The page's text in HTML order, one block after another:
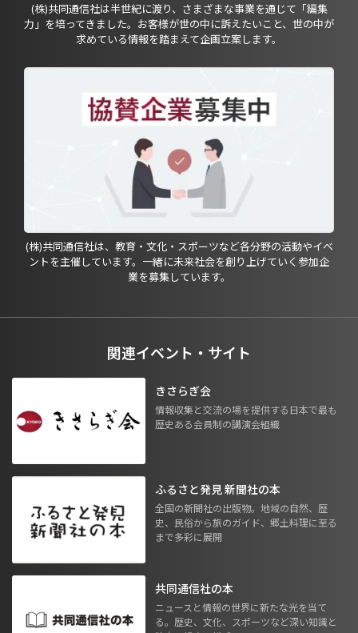
(株)共同通信社は半世紀に渡り、さまざまな事業を通じて「編集
力」を培ってきました。お客様が世の中に訴えたいこと、世の中が
求めている情報を踏まえて企画立案します。
(株)共同通信社は、教育・文化・スポーツなど各分野の活動やイベ
ントを主催しています。一緒に未来社会を創り上げていく参加企
業を募集しています。
関連イベント・サイト
きさらぎ会
情報収集と交流の場を提供する日本で最も
歴史ある会員制の講演会組織
ふるさと発見 新聞社の本
全国の新聞社の出版物。地域の自然、歴
史、民俗から旅のガイド、郷土料理に至る
まで多彩に展開
共同通信社の本
ニュースと情報の世界に新たな光を当て
る。歴史、文化、スポーツなど深い知識と